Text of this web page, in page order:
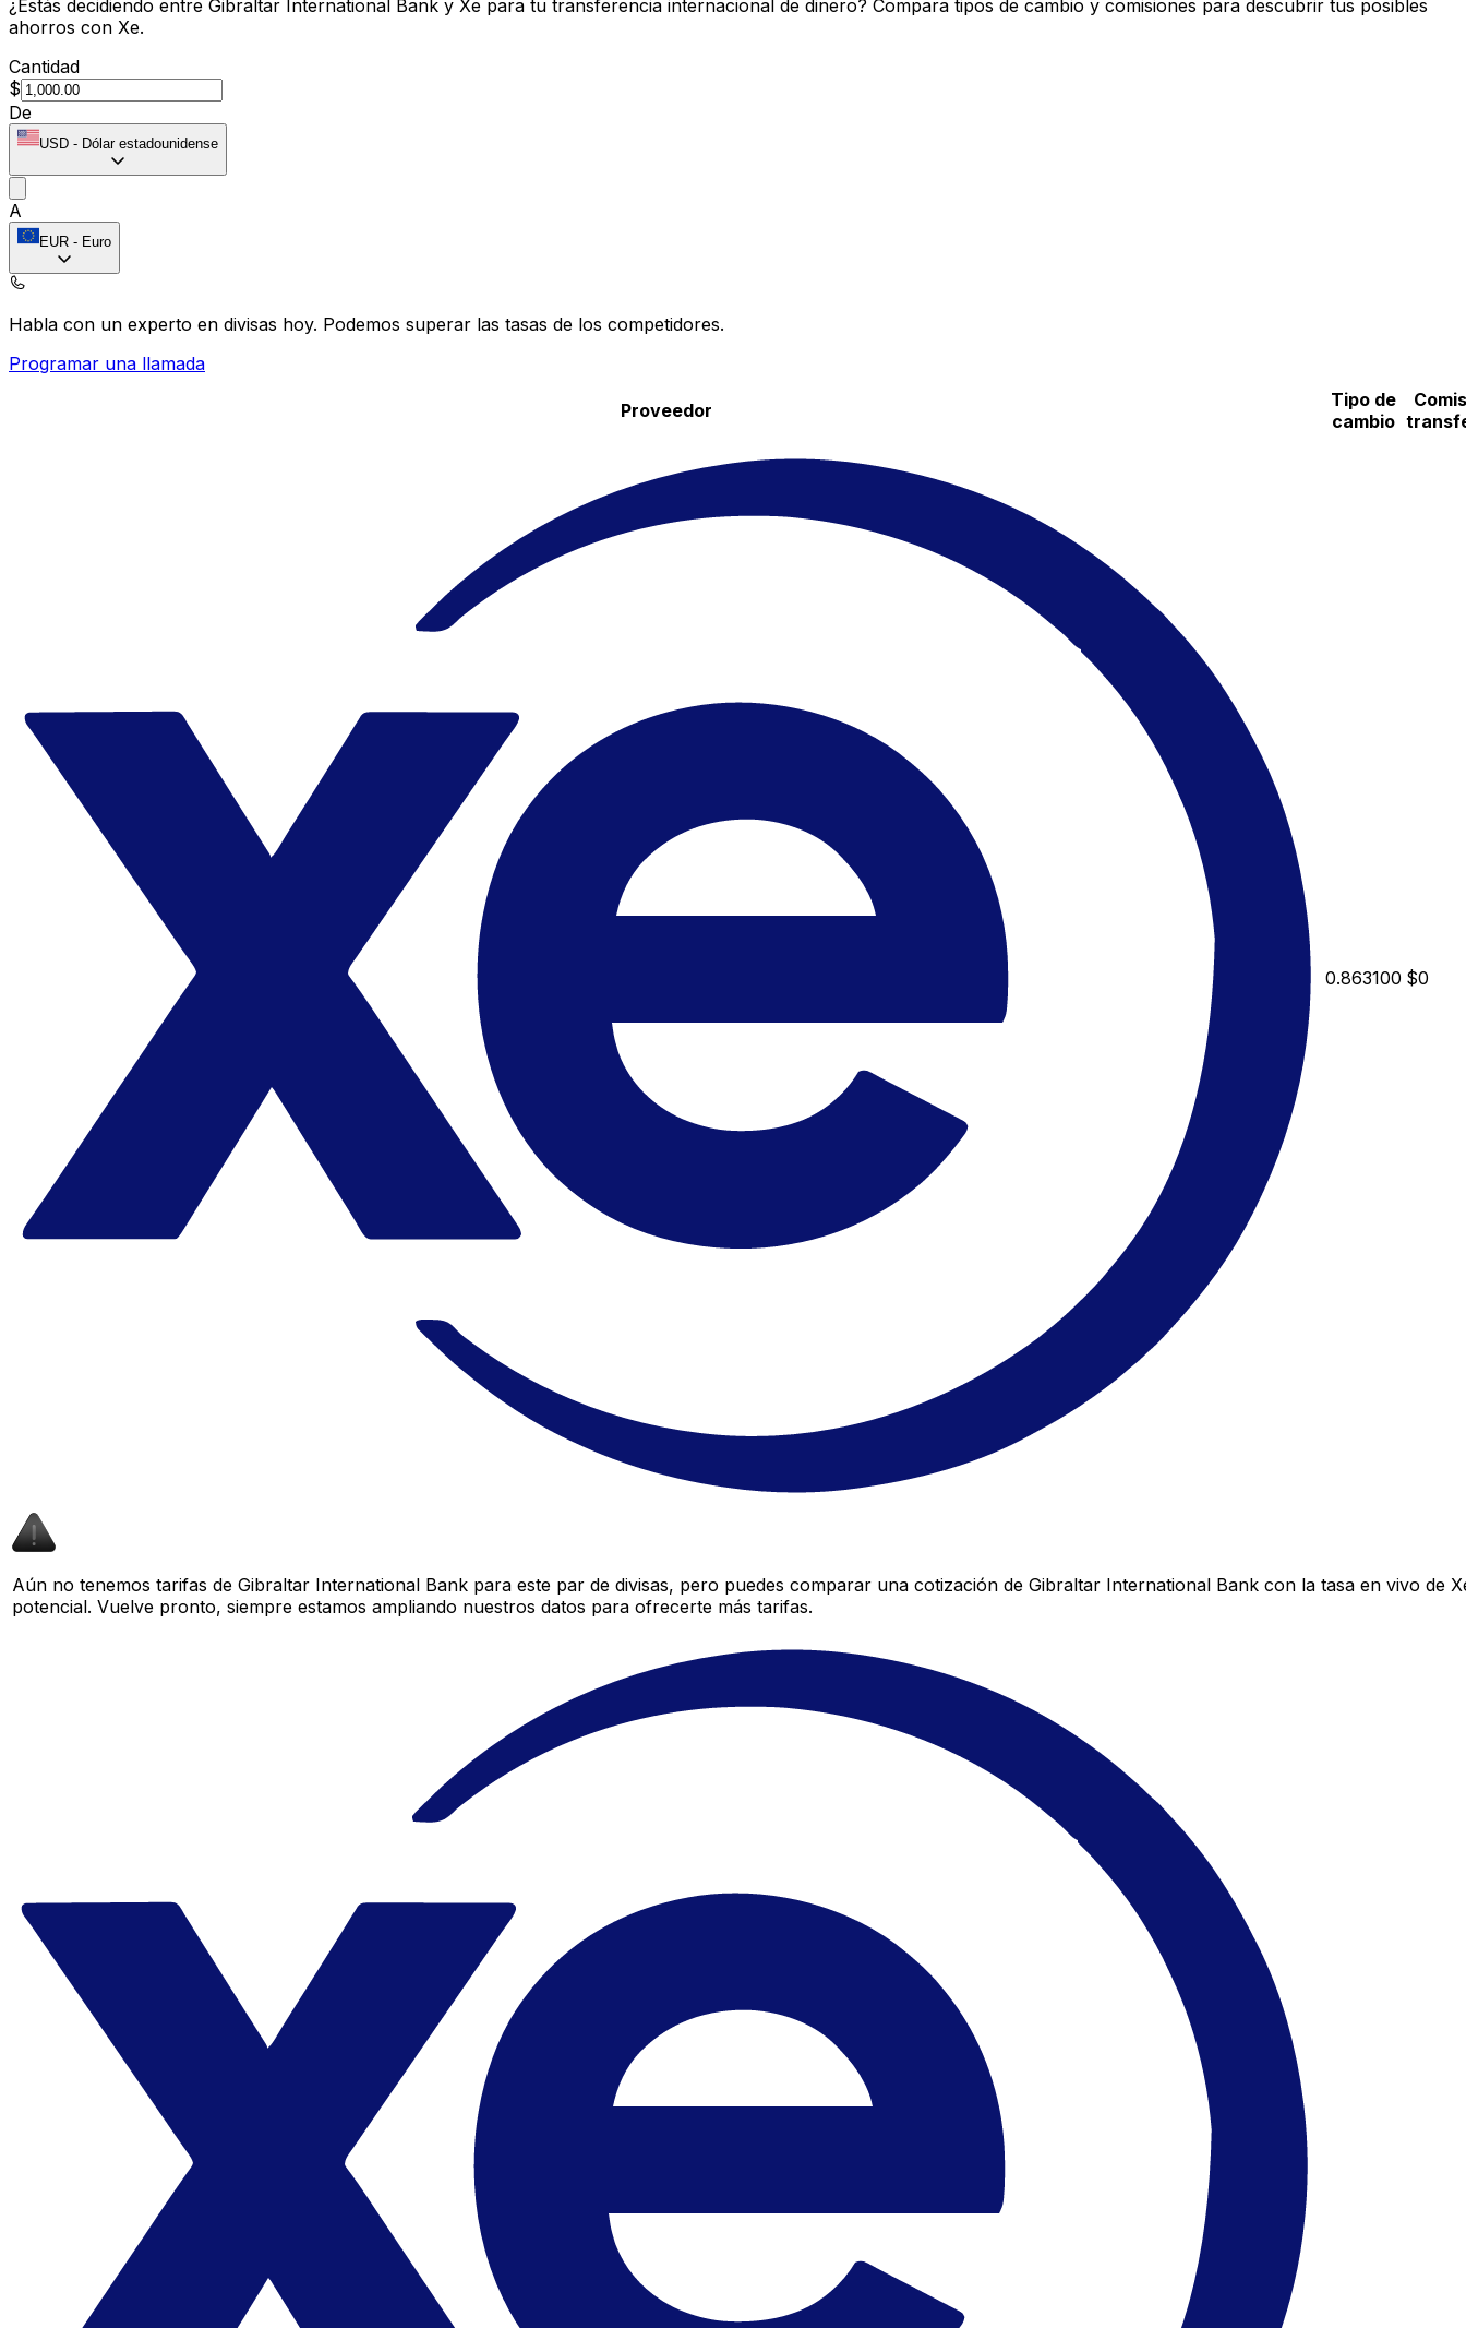
¿Estás decidiendo entre Gibraltar International Bank y Xe para tu transferencia internacional de dinero? Compara tipos de cambio y comisiones para descubrir tus posibles
ahorros con Xe.
Cantidad
$
De
USD - Dólar estadounidense
A
EUR - Euro
Habla con un experto en divisas hoy. Podemos superar las tasas de los competidores.
Programar una llamada
Proveedor
Tipo de
cambio
0.863100 $0
Aún no tenemos tarifas de Gibraltar International Bank para este par de divisas, pero puedes comparar una cotización de Gibraltar International Bank con la tasa en vivo de
potencial. Vuelve pronto, siempre estamos ampliando nuestros datos para ofrecerte más tarifas.